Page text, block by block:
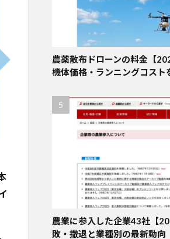
農薬散布ドローンの料金【
機体価格・ランニングコスト
農業に参入した企業43社【
敗・撤退と業種別の最新動向